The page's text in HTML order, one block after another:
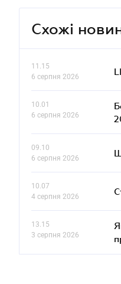
Схожі
11.15
6 серпня 2026
10.01
6 серпня 2026
09.10
6 серпня 2026
10.07
4 серпня 2026
13.15
3 серпня 2026